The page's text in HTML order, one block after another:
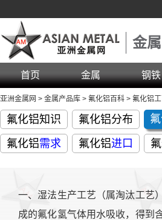
金
首页 金属 钢铁
亚洲金属网 > 金属产品库 > 氟化铝百科 > 氟化铝
氟化铝知识 氟化铝分布
氟化铝需求 氟化铝进口
一、湿法生产工艺（属淘汰工艺
成的氟化氢气体用水吸收，得到